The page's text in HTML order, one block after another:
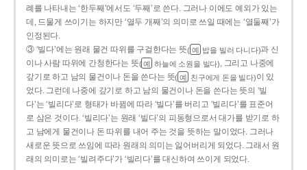
례를 나타내는 ‘한두째’에서도 ‘두째’로 쓴다. 그러나 이에도 예외가 있는
데, 드물게 쓰이기는 하지만 ‘열두 개째’의 의미로 쓰일 때에는 ‘열둘째’가
인정된다.
③ ‘빌다’에는 원래 물건 따위를 구걸한다는 뜻( 예 밥을 빌러 다니다)과 신
이나 사람 따위에 간청한다는 뜻( 예 하늘에 소원을 빌다), 그리고 나중에
갚기로 하고 남의 물건이나 돈을 쓴다는 뜻( 예 친구에게 돈을 빌다)이 있
었다. 그런데 나중에 갚기로 하고 남의 물건이나 돈을 쓴다는 뜻의 ‘빌
다’는 ‘빌리다’로 형태가 바뀜에 따라 ‘빌다’를 버리고 ‘빌리다’를 표준어
로 삼은 것이다. ‘빌리다’는 원래 ‘빌다’의 피동형으로서 대가를 받기로 하
고 남에게 물건이나 돈 따위를 내어 주는 것을 뜻하는 말이었다. 그러나
새로운 뜻으로 쓰임에 따라 원래의 의미는 잃어버리게 되었다. 그래서 원
래의 의미로는 ‘빌려주다’가 ‘빌리다’를 대신하여 쓰이게 되었다.